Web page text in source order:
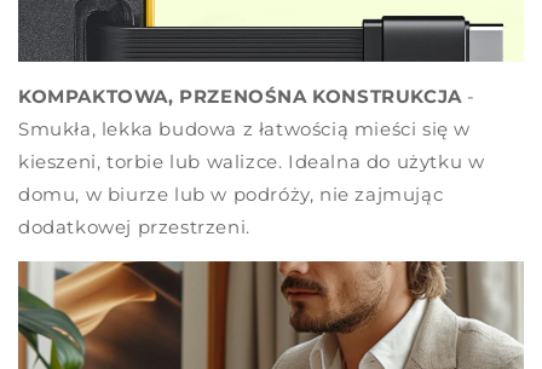
KOMPAKTOWA, PRZENOŚNA KONSTRUKCJA-
Smukła, lekka budowa z łatwością mieści się w
kieszeni, torbie lub walizce. Idealna do użytku w
domu, w biurze lub w podróży, nie zajmując
dodatkowej przestrzeni.